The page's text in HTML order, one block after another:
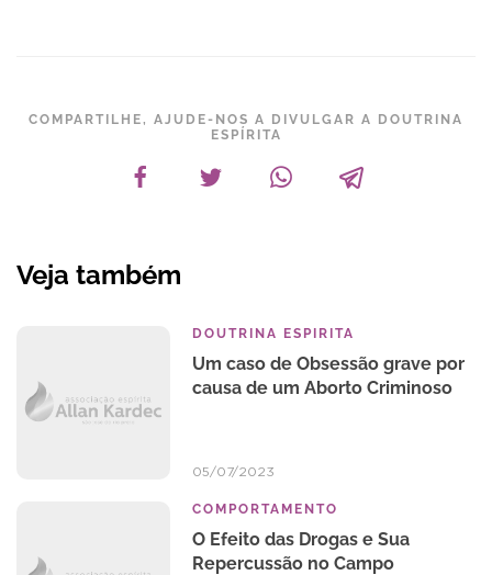
COMPARTILHE, AJUDE-NOS A DIVULGAR A DOUTRINA
ESPÍRITA
Veja também
DOUTRINA ESPIRITA
Um caso de Obsessão grave por
causa de um Aborto Criminoso
05/07/2023
COMPORTAMENTO
O Efeito das Drogas e Sua
Repercussão no Campo